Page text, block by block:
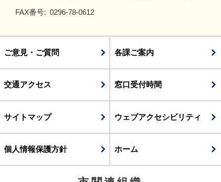
FAX番号: 0296-78-0612
ご意見・ご質問 各課ご案内
交通アクセス 窓口受付時間
サイトマップ ウェブアクセシビリティ
個人情報保護方針 ホーム